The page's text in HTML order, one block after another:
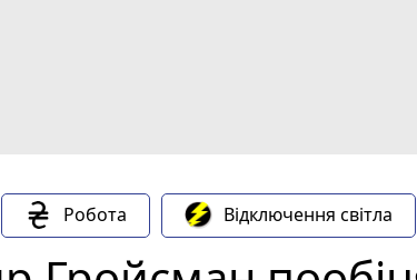
Робота Відключення світла